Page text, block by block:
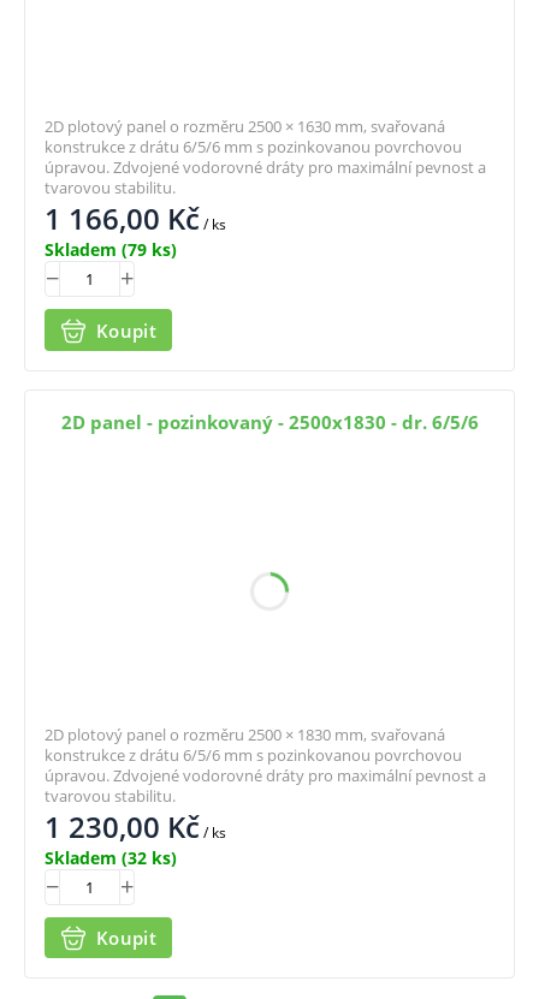
1 166,00 Kč/ ks
Skladem (79 ks)
Koupit
2D plotový panel o rozměru 2500 × 1630 mm, svařovaná
konstrukce z drátu 6/5/6 mm s pozinkovanou povrchovou
úpravou. Zdvojené vodorovné dráty pro maximální pevnost a
tvarovou stabilitu.
2D panel - pozinkovaný - 2500x1830 - dr. 6/5/6
1 230,00 Kč/ ks
Skladem (32 ks)
Koupit
2D plotový panel o rozměru 2500 × 1830 mm, svařovaná
konstrukce z drátu 6/5/6 mm s pozinkovanou povrchovou
úpravou. Zdvojené vodorovné dráty pro maximální pevnost a
tvarovou stabilitu.